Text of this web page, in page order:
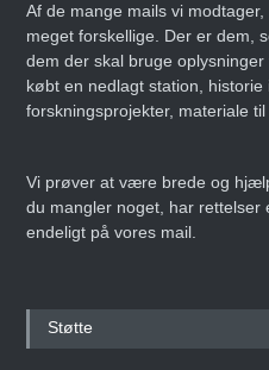
Af de mange mails vi
meget forskellige. Der er dem,
dem der skal bruge
købt en nedlagt station, historie
forskningsprojekter, materiale til
Vi prøver at være brede og
du mangler noget, har rettelser
endeligt på vores mail.
Støtte